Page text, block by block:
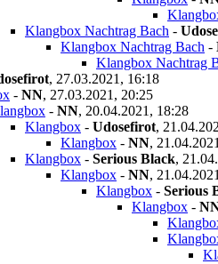
Klangbox Nachtrag Bach -
Klangbox Nachtrag Bach -
Klangbox Nachtrag
, 27.03.2021, 16:18
- NN, 27.03.2021, 20:25
- NN, 20.04.2021, 18:28
Klangbox - Udosefirot,
Klangbox - NN,
Klangbox - Serious Black,
Klangbox - NN,
Klangbox - Serious
Klangbox -